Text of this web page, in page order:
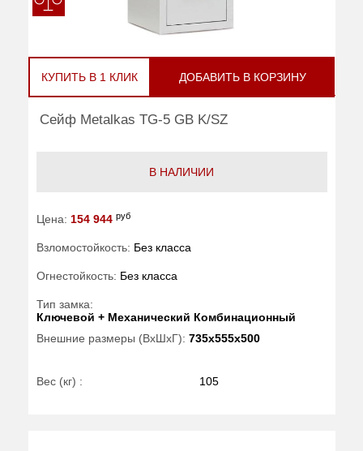
КУПИТЬ В 1 КЛИК ДОБАВИТЬ В КОРЗИНУ
Сейф Metalkas TG-5 GB K/SZ
В НАЛИЧИИ
Цена: 154 944 руб
Взломостойкость: Без класса
Огнестойкость: Без класса
Тип замка:
Ключевой + Механический Комбинационный
Внешние размеры (ВхШхГ): 735x555x500
Вес (кг) : 105